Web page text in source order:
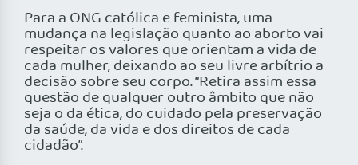
Para a ONG católica e feminista, uma
mudança na legislação quanto ao aborto vai
respeitar os valores que orientam a vida de
cada mulher, deixando ao seu livre arbítrio a
decisão sobre seu corpo. “Retira assim essa
questão de qualquer outro âmbito que não
seja o da ética, do cuidado pela preservação
da saúde, da vida e dos direitos de cada
cidadão”.